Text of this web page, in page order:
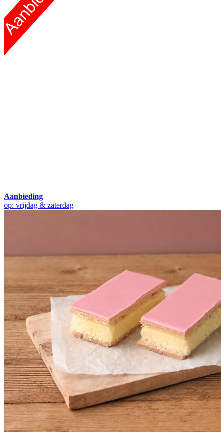
Aanbieding
op: vrijdag & zaterdag